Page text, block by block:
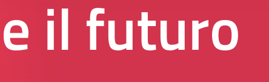
il futuro